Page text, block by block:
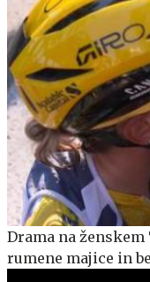
Drama na
rumene majice in